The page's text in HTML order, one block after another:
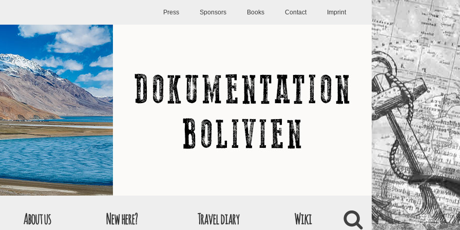
Press Sponsors Books Contact Imprint
About us New here? Travel diary Wiki